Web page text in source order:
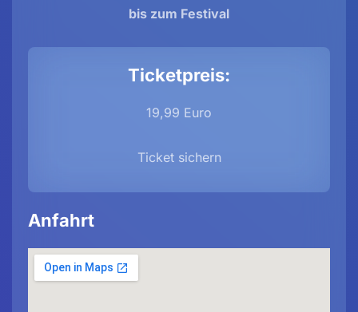
bis zum Festival
Ticketpreis:
19,99 Euro
Ticket sichern
Anfahrt